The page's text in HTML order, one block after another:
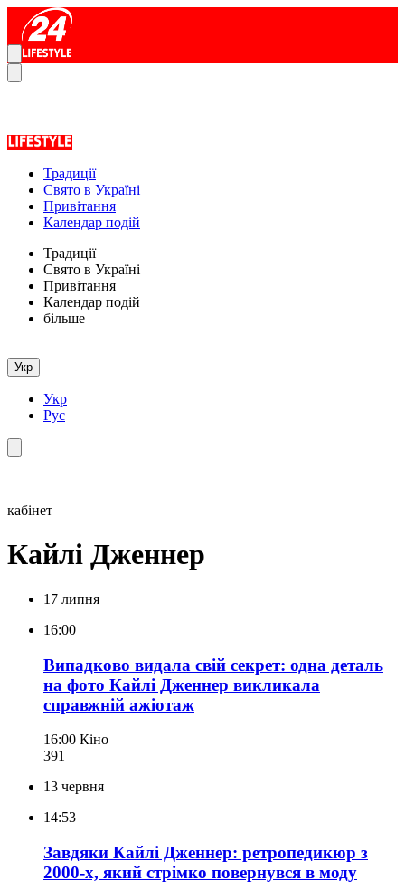
Традиції
Свято в Україні
Привітання
Календар подій
Традиції
Свято в Україні
Привітання
Календар подій
більше
Укр
Укр
Рус
кабінет
Кайлі Дженнер
17 липня
16:00
Випадково видала свій секрет: одна деталь
на фото Кайлі Дженнер викликала
справжній ажіотаж
16:00 Кіно
391
13 червня
14:53
Завдяки Кайлі Дженнер: ретропедикюр з
2000-х, який стрімко повернувся в моду